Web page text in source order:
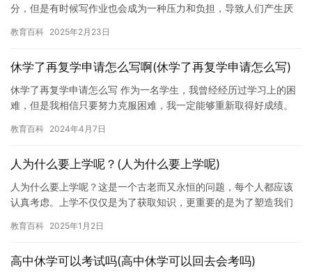
分，但是有时候写作业也会成为一种压力和负担，导致人们产生厌
聊，甚…
教育百科 2025年2月23日
休学了再复学申请怎么写啊(休学了再复学申请怎么写)
休学了再复学申请怎么写 作为一名学生，我曾经经历过学习上的困
难，但是我相信只要努力克服困难，我一定能够重新取得好成绩。
大的…
教育百科 2024年4月7日
人为什么要上学呢？(人为什么要上学呢)
人为什么要上学呢？这是一个古老而又永恒的问题，每个人都应该
认真考虑。上学不仅仅是为了获取知识，更重要的是为了塑造我们
培养…
教育百科 2025年1月2日
高中休学可以考试吗(高中休学可以回去会考吗)